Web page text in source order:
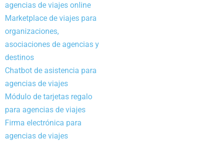
agencias de viajes online
Marketplace de viajes para
organizaciones,
asociaciones de agencias y
destinos
Chatbot de asistencia para
agencias de viajes
Módulo de tarjetas regalo
para agencias de viajes
Firma electrónica para
agencias de viajes